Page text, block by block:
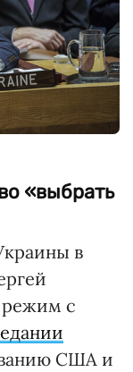
«выбрать
в
режим с
США и